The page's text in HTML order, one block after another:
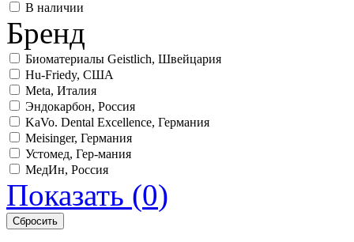
В наличии
Бренд
Биоматериалы Geistlich, Швейцария
Hu-Friedy, США
Meta, Италия
Эндокарбон, Россия
KaVo. Dental Excellence, Германия
Meisinger, Германия
Устомед, Гер-мания
МедИн, Россия
Показать (0)